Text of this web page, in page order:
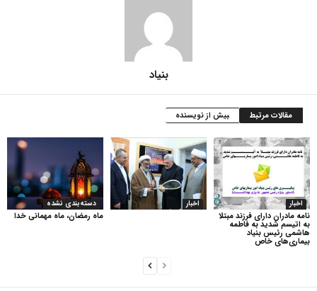
بنیاد
مقالات مرتبط بیش از نویسنده
دسته‌بندی نشده
ماه رمضان، ماه مهمانی خدا
اخبار اخبار
نامه مادران دارای فرزند مبتلا
به اتیسم شدید به فاطمه
هاشمی رئیس بنیاد
بیماری‌های خاص